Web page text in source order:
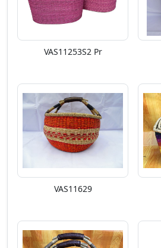
VAS11253S2 Pr
VAS11629